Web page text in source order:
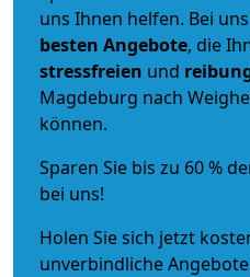
uns Ihnen helfen. Bei
besten Angebote, die
stressfreien und
Magdeburg nach
können.
Sparen Sie bis zu 60 %
bei uns!
Holen Sie sich jetzt
unverbindliche